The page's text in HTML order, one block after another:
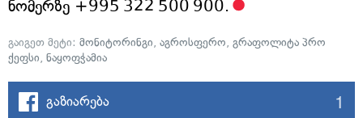
ნომერზე +995 322 500 900.
გაიგეთ მეტი: მონიტორინგი, აგროსფერო, გრაფოლიტა პრო
ქეფსი, ნაყოფჭამია
გაზიარება 1